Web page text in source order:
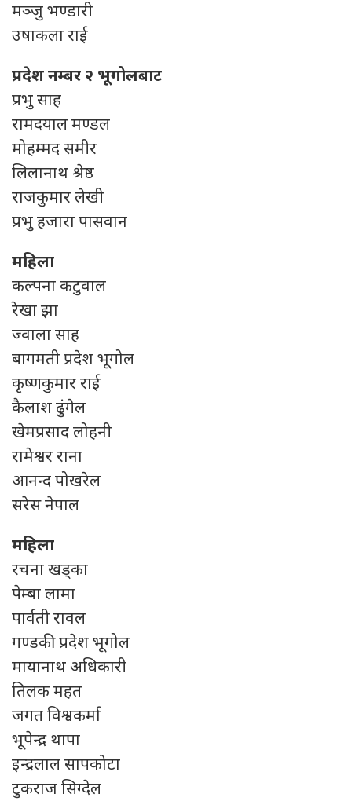
मञ्जु भण्डारी
उषाकला राई
प्रदेश नम्बर २ भूगोलबाट
प्रभु साह
रामदयाल मण्डल
मोहम्मद समीर
लिलानाथ श्रेष्ठ
राजकुमार लेखी
प्रभु हजारा पासवान
महिला
कल्पना कटुवाल
रेखा झा
ज्वाला साह
बागमती प्रदेश भूगोल
कृष्णकुमार राई
कैलाश ढुंगेल
खेमप्रसाद लोहनी
रामेश्वर राना
आनन्द पोखरेल
सरेस नेपाल
महिला
रचना खड्का
पेम्बा लामा
पार्वती रावल
गण्डकी प्रदेश भूगोल
मायानाथ अधिकारी
तिलक महत
जगत विश्वकर्मा
भूपेन्द्र थापा
इन्द्रलाल सापकोटा
टुकराज सिग्देल